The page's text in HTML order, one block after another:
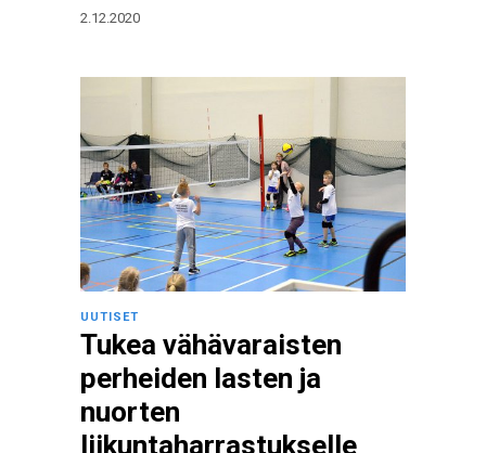
2.12.2020
UUTISET
Tukea vähävaraisten
perheiden lasten ja
nuorten
liikuntaharrastukselle